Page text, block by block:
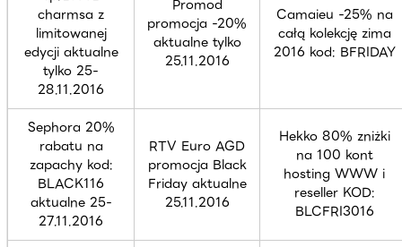
charmsa z
limitowanej
edycji aktualne
tylko 25-
28.11.2016
Promod
promocja -20%
aktualne tylko
25.11.2016
Camaieu -25% na
całą kolekcję zima
2016 kod: BFRIDAY
Sephora 20%
rabatu na
zapachy kod:
BLACK116
aktualne 25-
27.11.2016
RTV Euro AGD
promocja Black
Friday aktualne
25.11.2016
Hekko 80% zniżki
na 100 kont
hosting WWW i
reseller KOD:
BLCFRI3016